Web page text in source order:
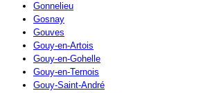
Gonnelieu
Gosnay
Gouves
Gouy-en-Artois
Gouy-en-Gohelle
Gouy-en-Ternois
Gouy-Saint-André